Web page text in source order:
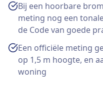
Bij een hoorbare
meting nog een
de Code van goede
Een officiële meting
op 1,5 m hoogte, en
woning